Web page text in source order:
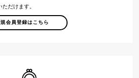
だけます。
規会員登録はこちら